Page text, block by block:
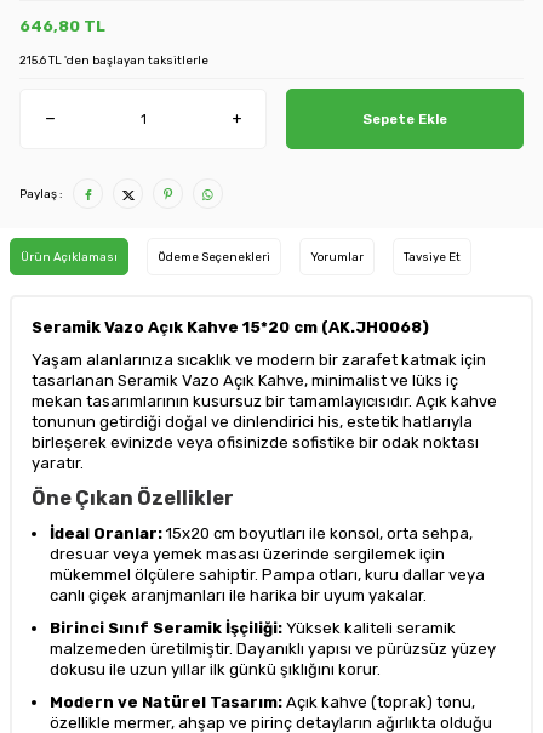
646,80 TL
215.6 TL 'den başlayan taksitlerle
Sepete Ekle
Paylaş :
Ürün Açıklaması Ödeme Seçenekleri Yorumlar Tavsiye Et
Seramik Vazo Açık Kahve 15*20 cm (AK.JH0068)
Yaşam alanlarınıza sıcaklık ve modern bir zarafet katmak için
tasarlanan Seramik Vazo Açık Kahve, minimalist ve lüks iç
mekan tasarımlarının kusursuz bir tamamlayıcısıdır. Açık kahve
tonunun getirdiği doğal ve dinlendirici his, estetik hatlarıyla
birleşerek evinizde veya ofisinizde sofistike bir odak noktası
yaratır.
Öne Çıkan Özellikler
İdeal Oranlar: 15x20 cm boyutları ile konsol, orta sehpa,
dresuar veya yemek masası üzerinde sergilemek için
mükemmel ölçülere sahiptir. Pampa otları, kuru dallar veya
canlı çiçek aranjmanları ile harika bir uyum yakalar.
Birinci Sınıf Seramik İşçiliği: Yüksek kaliteli seramik
malzemeden üretilmiştir. Dayanıklı yapısı ve pürüzsüz yüzey
dokusu ile uzun yıllar ilk günkü şıklığını korur.
Modern ve Natürel Tasarım: Açık kahve (toprak) tonu,
özellikle mermer, ahşap ve pirinç detayların ağırlıkta olduğu